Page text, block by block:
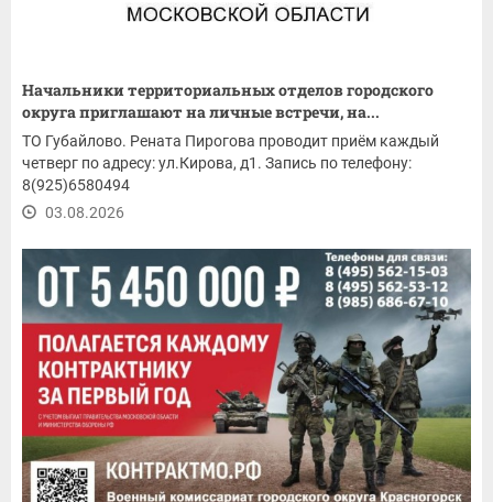
Начальники территориальных отделов городского
округа приглашают на личные встречи, на...
ТО Губайлово. Рената Пирогова проводит приём каждый
четверг по адресу: ул.Кирова, д1. Запись по телефону:
8(925)6580494
03.08.2026